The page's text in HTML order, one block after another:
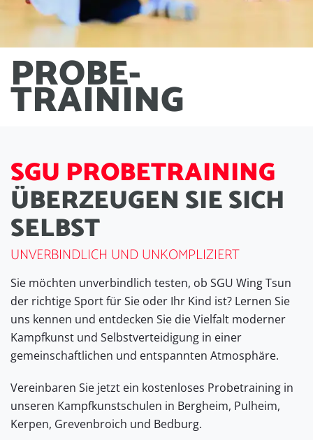
PROBE-
TRAINING
SGU PROBETRAINING
ÜBERZEUGEN SIESICH
SELBST
UNVERBINDLICH UND UNKOMPLIZIERT
Sie möchten unverbindlich testen, ob SGU Wing Tsun
der richtige Sport für Sie oder Ihr Kind ist? Lernen Sie
uns kennen und entdecken Sie die Vielfalt moderner
Kampfkunst und Selbstverteidigung in einer
gemeinschaftlichen und entspannten Atmosphäre.
Vereinbaren Sie jetzt ein kostenloses Probetraining in
unseren Kampfkunstschulen in Bergheim, Pulheim,
Kerpen, Grevenbroich und Bedburg.